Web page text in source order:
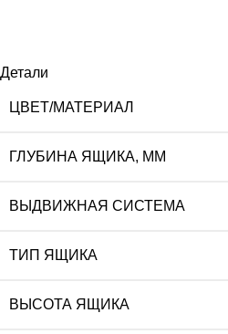
Детали
ЦВЕТ/МАТЕРИАЛ
ГЛУБИНА ЯЩИКА, ММ
ВЫДВИЖНАЯ СИСТЕМА
ТИП ЯЩИКА
ВЫСОТА ЯЩИКА